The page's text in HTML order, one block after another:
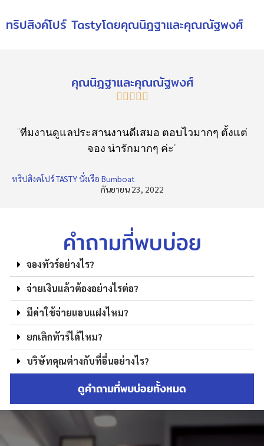
ทริปสิงค์โปร์ Tastyโดยคุณนิฎฐาและคุณณัฐพงศ์
คุณนิฎฐาและคุณณัฐพงศ์
    
"ทีมงานดูแลประสานงานดีเสมอ ตอบไวมากๆ ตั้งแต่
จอง น่ารักมากๆ ค่ะ"
ทริปสิงคโปร์ TASTY นั่งเรือ Bumboat
กันยายน 23, 2022
คำถามที่พบบ่อย
จองทัวร์อย่างไร?
จ่ายเงินแล้วต้องอย่างไรต่อ?
มีค่าใช้จ่ายแอบแฝงไหม?
ยกเลิกทัวร์ได้ไหม?
บริษัทคุณต่างกับที่อื่นอย่างไร?
ดูคำถามที่พบบ่อยทั้งหมด